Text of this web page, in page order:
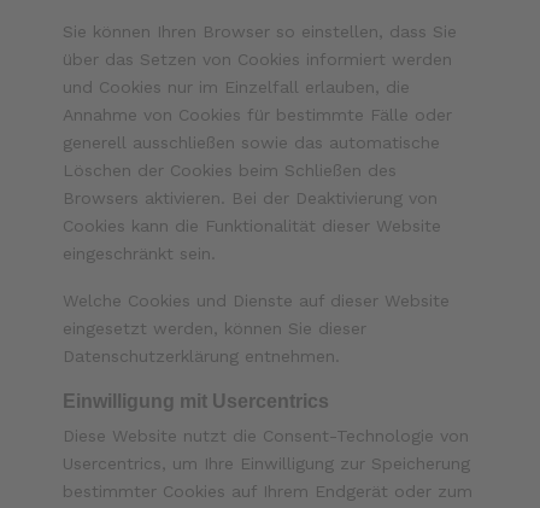
Sie können Ihren Browser so einstellen, dass Sie
über das Setzen von Cookies informiert werden
und Cookies nur im Einzelfall erlauben, die
Annahme von Cookies für bestimmte Fälle oder
generell ausschließen sowie das automatische
Löschen der Cookies beim Schließen des
Browsers aktivieren. Bei der Deaktivierung von
Cookies kann die Funktionalität dieser Website
eingeschränkt sein.
Welche Cookies und Dienste auf dieser Website
eingesetzt werden, können Sie dieser
Datenschutzerklärung entnehmen.
Einwilligung mit Usercentrics
Diese Website nutzt die Consent-Technologie von
Usercentrics, um Ihre Einwilligung zur Speicherung
bestimmter Cookies auf Ihrem Endgerät oder zum